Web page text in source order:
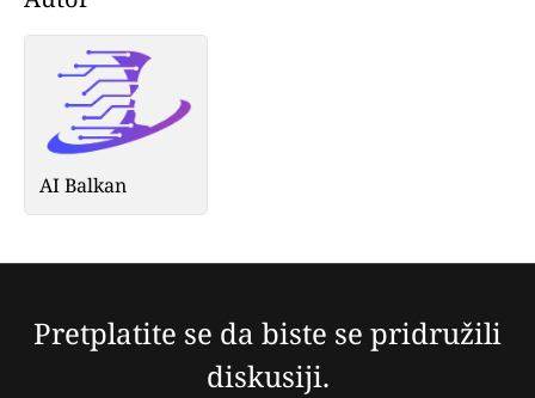
AI Balkan
Pretplatite se da biste se pridružili
diskusiji.